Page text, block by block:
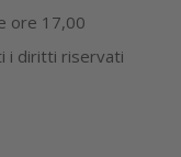
ore 17,00
i diritti riservati